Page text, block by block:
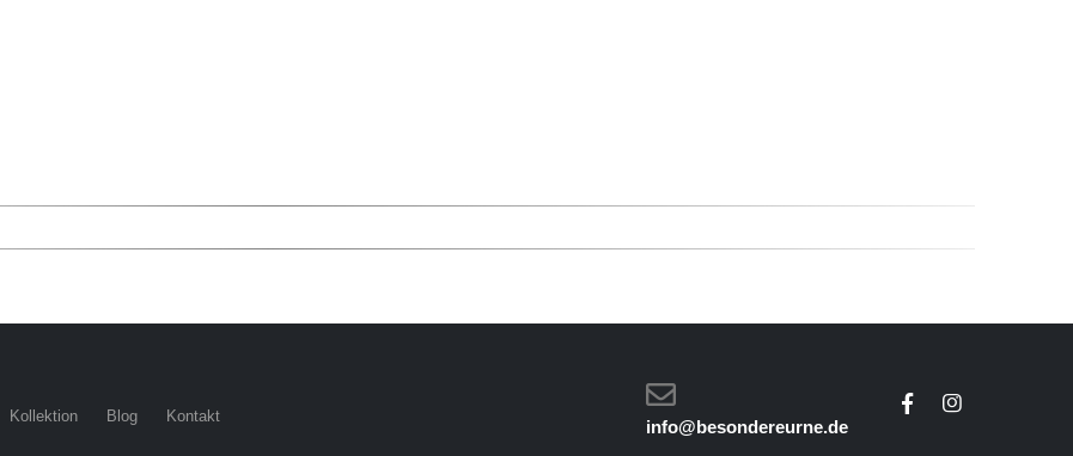
Kollektion Blog Kontakt
info@besondereurne.de